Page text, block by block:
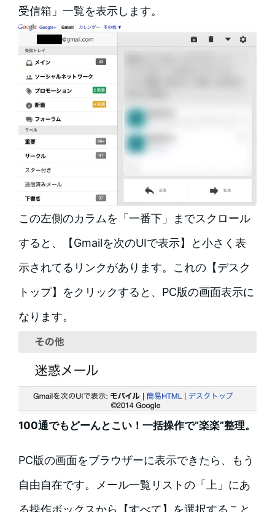
受信箱」一覧を表示します。
この左側のカラムを「一番下」までスクロール
すると、【Gmailを次のUIで表示】と小さく表
示されてるリンクがあります。これの【デスク
トップ】をクリックすると、PC版の画面表示に
なります。
100通でもどーんとこい！一括操作で”楽楽”整理。
PC版の画面をブラウザーに表示できたら、もう
自由自在です。メール一覧リストの「上」にあ
る操作ボックスから【すべて】を選択すること